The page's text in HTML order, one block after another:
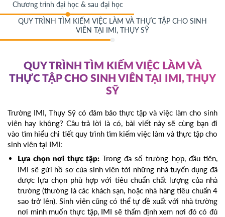
Chương trình đại học & sau đại học
QUY TRÌNH TÌM KIẾM VIỆC LÀM VÀ THỰC TẬP CHO SINH
VIÊN TẠI IMI, THỤY SỸ
QUY TRÌNH TÌM KIẾM VIỆC LÀM VÀ
THỰC TẬP CHO SINH VIÊN TẠI IMI, THỤY
SỸ
Trường IMI, Thụy Sỹ có đảm bảo thực tập và việc làm cho sinh
viên hay không? Câu trả lời là có, bài viết này sẽ cùng bạn đi
vào tìm hiểu chi tiết quy trình tìm kiếm việc làm và thực tập cho
sinh viên tại IMI:
Lựa chọn nơi thực tập:Trong đa số trường hợp, đầu tiên,
IMI sẽ gửi hồ sơ của sinh viên tới những nhà tuyển dụng đã
được lựa chọn phù hợp với tiêu chuẩn chất lượng của nhà
trường (thường là các khách sạn, hoặc nhà hàng tiêu chuẩn 4
sao trở lên). Sinh viên cũng có thể tự đề xuất với nhà trường
nơi mình muốn thực tập, IMI sẽ thẩm định xem nơi đó có đủ